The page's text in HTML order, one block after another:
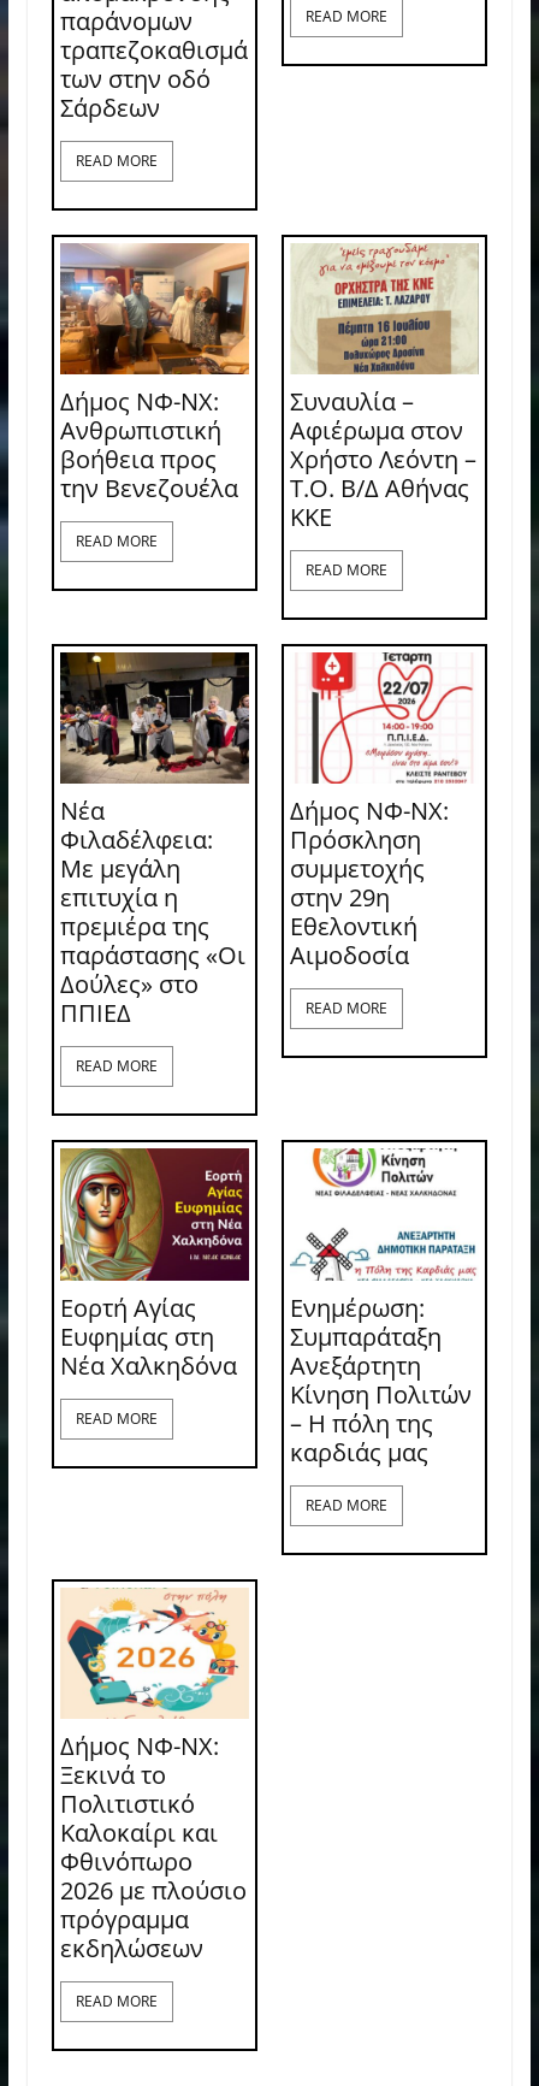
παράνομων
τραπεζοκαθισμά
των στην οδό
Σάρδεων
READ MORE
READ MORE
Δήμος ΝΦ-ΝΧ:
Ανθρωπιστική
βοήθεια προς
την Βενεζουέλα
READ MORE
Συναυλία –
Αφιέρωμα στον
Χρήστο Λεόντη –
Τ.Ο. Β/Δ Αθήνας
ΚΚΕ
READ MORE
Νέα
Φιλαδέλφεια:
Με μεγάλη
επιτυχία η
πρεμιέρα της
παράστασης «Οι
Δούλες» στο
ΠΠΙΕΔ
READ MORE
Δήμος ΝΦ-ΝΧ:
Πρόσκληση
συμμετοχής
στην 29η
Εθελοντική
Αιμοδοσία
READ MORE
Εορτή Αγίας
Ευφημίας στη
Νέα Χαλκηδόνα
READ MORE
Ενημέρωση:
Συμπαράταξη
Ανεξάρτητη
Κίνηση Πολιτών
– Η πόλη της
καρδιάς μας
READ MORE
Δήμος ΝΦ-ΝΧ:
Ξεκινά το
Πολιτιστικό
Καλοκαίρι και
Φθινόπωρο
2026 με πλούσιο
πρόγραμμα
εκδηλώσεων
READ MORE